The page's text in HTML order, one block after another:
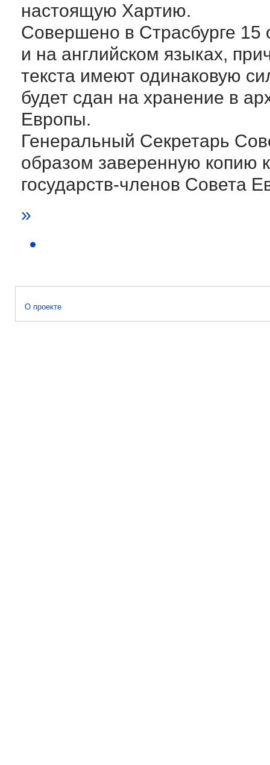
настоящую Хартию.
Совершено в Страсбурге 15
и на английском языках,
текста имеют одинаковую
будет сдан на хранение в
Европы.
Генеральный Секретарь
образом заверенную копию
государств-членов Совета
»
О проекте